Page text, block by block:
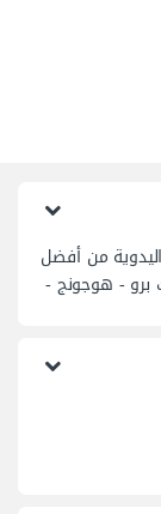
من أفضل
برو - هوجونج -